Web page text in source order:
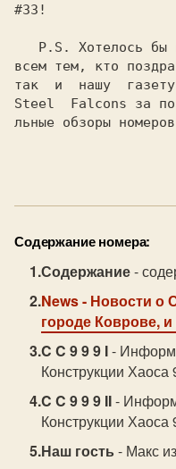
#33!
всем тем, кто
так  и  нашу
Steel  Falcons за
льные обзоры
Содержание номера:
Содержание-
News- Новости о
городе Коврове, и
C C 9 9 9 I-
Конструкции Хаоса
C C 9 9 9 II-
Конструкции Хаоса
Наш гость - Макс